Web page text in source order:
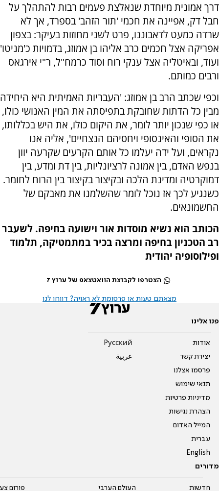
דרך אמונית מיוחדת שנאלצת פעמים רבות להתהלך על
חבל דק, אפיינה את חכמי 'תור הזהב' בספרד, אך לא
שרדה כמעט לדאבוננו, פרט לשני מחוזות בעיקר: בצפון
אפריקה אצל חכמים כרב אליהו בן אמוזג, בדמויות כ'מניטו'
ועוד, ובאיטליה אצל ענקי רוח וסוד כרמח"ל, ר"י אירגאס
ורבים כמותם.
וכפי שכתב הרב בן אמוזג: 'העבריות האמיתית היא היחידה
מבין כל הדתות שחובקת בתפיסתה את המין האנושי כולו,
או כפי שנכון יותר לומר, את היקום כולו, את היש בכללותו,
את הסופי והאינסופי ויחסיהם הנצחיים', אליה אנו
נקראים, ועל ידה יעלמו כל אותם הקרעים שקרעה יוון
בנפש האדם, בין אמונה לרציונליות, בין דת ומדע, בין
דמוקרטיה ומדינת הלכה ובקיצור בקיצור בין הרוח לחומר.
כשנגיע לכך אז נוכל לומר שהשלמנו את מאבקם של
החשמונאים.
הכותב הוא נשיא מוסדות אור וישועה בחיפה. לשעבר
רב הטכניון בחיפה ומרצה בכיר במתמטיקה, תלמוד
ופילוסופיה יהודית
הצטרפו לקבוצת הוואטצאפ של ערוץ 7
מצאתם טעות או פרסומת לא ראויה? דווחו לנו
פנו אלינו
אודות
יצירת קשר
פרסמו אצלנו
תנאי שימוש
מדיניות פרטיות
הצהרת נגישות
המייל האדום
עברית
English
Pусский
عربية
מדורים
חדשות העולם הערבי פורום